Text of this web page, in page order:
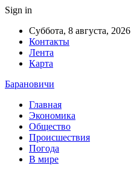
Sign in
Суббота, 8 августа, 2026
Контакты
Лента
Карта
Барановичи
Главная
Экономика
Общество
Происшествия
Погода
В мире